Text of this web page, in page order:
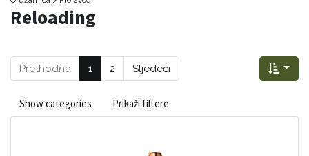
Reloading
Prethodna 1 2 Sljedeći
Show categories Prikaži filtere